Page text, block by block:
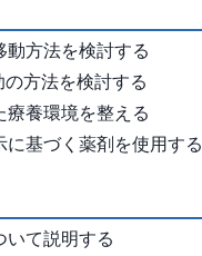
方法を検討する
方法を検討する
養環境を整える
基づく薬剤を使用する
て説明する